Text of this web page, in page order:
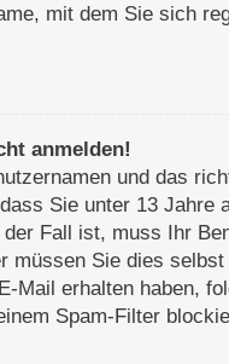
mit dem Sie sich
anmelden!
und das
Sie unter 13 Jahre
Fall ist, muss Ihr
müssen Sie dies
erhalten haben,
Spam-Filter